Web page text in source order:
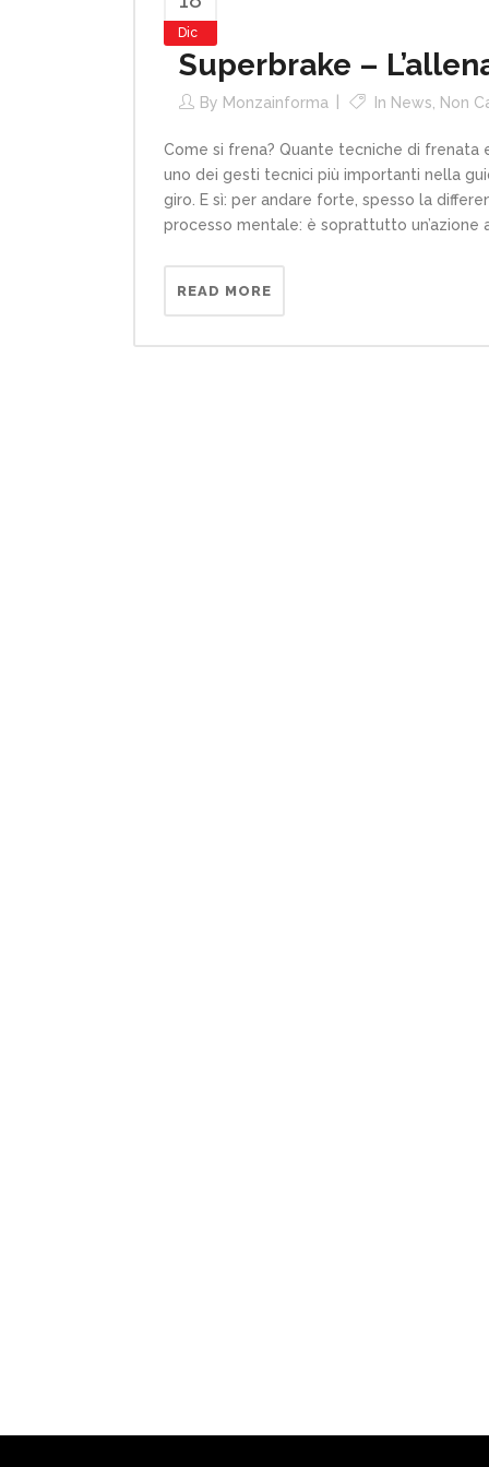
Dic
Superbrake –
By Monzainforma In News Non
Come si frena? Quante tecniche di
uno dei gesti tecnici più importanti nella
giro. E sì: per andare forte, spesso la
processo mentale: è soprattutto un’azione
READ MORE